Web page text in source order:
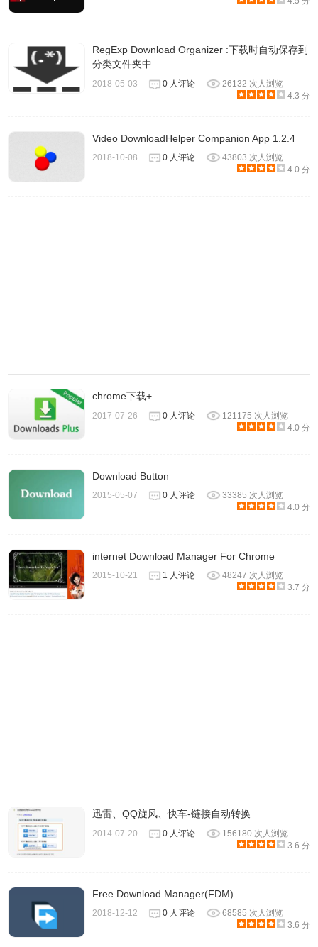
1.由 mixplugin.com 提供。
RegExp Download Organizer :下载时自动保存到
分类文件夹中
2018-05-03 0 人评论
26132 次人浏览
4.3 分
Video DownloadHelper Companion App 1.2.4
2018-10-08 0 人评论
43803 次人浏览
4.0 分
chrome下载+
2017-07-26 0 人评论
121175 次人浏览
4.0 分
Download Button
2015-05-07 0 人评论
33385 次人浏览
4.0 分
internet Download Manager For Chrome
2015-10-21 1 人评论
48247 次人浏览
3.7 分
迅雷、QQ旋风、快车-链接自动转换
2014-07-20 0 人评论
156180 次人浏览
3.6 分
Free Download Manager(FDM)
2018-12-12 0 人评论
68585 次人浏览
3.6 分